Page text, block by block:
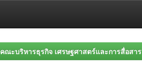
คณะบริหารธุรกิจ เศรษฐศาสตร์และการสื่อสาร